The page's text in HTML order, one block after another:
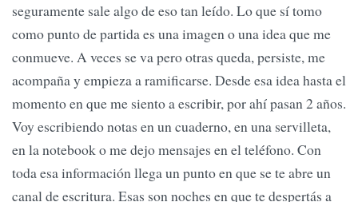
seguramente sale algo de eso tan leído. Lo que sí tomo
como punto de partida es una imagen o una idea que me
conmueve. A veces se va pero otras queda, persiste, me
acompaña y empieza a ramificarse. Desde esa idea hasta el
momento en que me siento a escribir, por ahí pasan 2 años.
Voy escribiendo notas en un cuaderno, en una servilleta,
en la notebook o me dejo mensajes en el teléfono. Con
toda esa información llega un punto en que se te abre un
canal de escritura. Esas son noches en que te despertás a